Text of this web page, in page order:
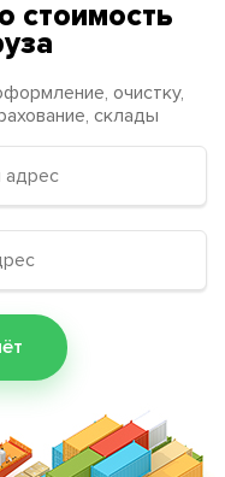
стоимость
очистку,
склады